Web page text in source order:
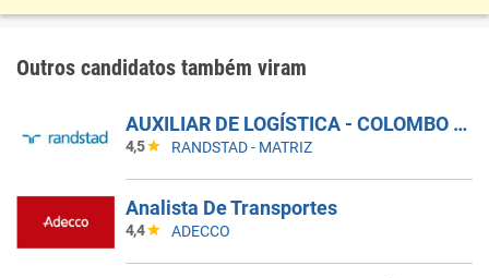
Outros candidatos também viram
AUXILIAR DE LOGÍSTICA - COLOMBO - PR
4,5 RANDSTAD - MATRIZ
Analista De Transportes
4,4 ADECCO